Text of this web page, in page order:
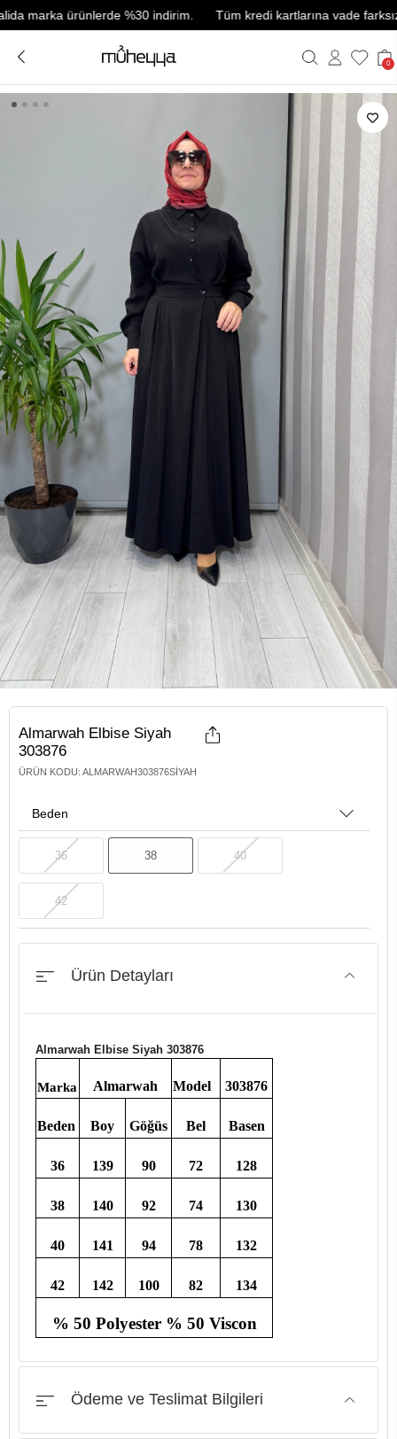
ürünlerde %30 indirim. Tüm kredi kartlarına vade farksız 3
0
Almarwah Elbise Siyah
303876
ÜRÜN KODU: ALMARWAH303876SIYAH
Beden
36 38 40
42
Ürün Detayları
Almarwah Elbise Siyah 303876
Marka Almarwah Model 303876
Beden Boy Göğüs Bel Basen
36 139 90 72 128
38 140 92 74 130
40 141 94 78 132
42 142 100 82 134
% 50 Polyester % 50 Viscon
Ödeme ve Teslimat Bilgileri